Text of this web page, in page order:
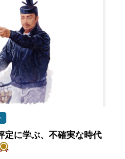
定に学ぶ、不確実な時代